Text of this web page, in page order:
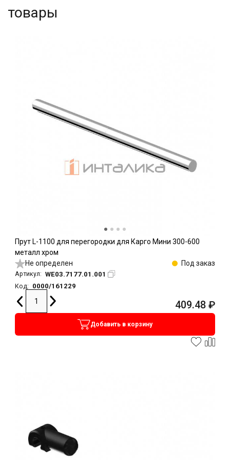
товары
Прут L-1100 для перегородки для Карго Мини 300-600
металл хром
Не определен
Под заказ
Артикул: WE03.7177.01.001
Код: 0000/161229
409.48 ₽
Добавить в корзину